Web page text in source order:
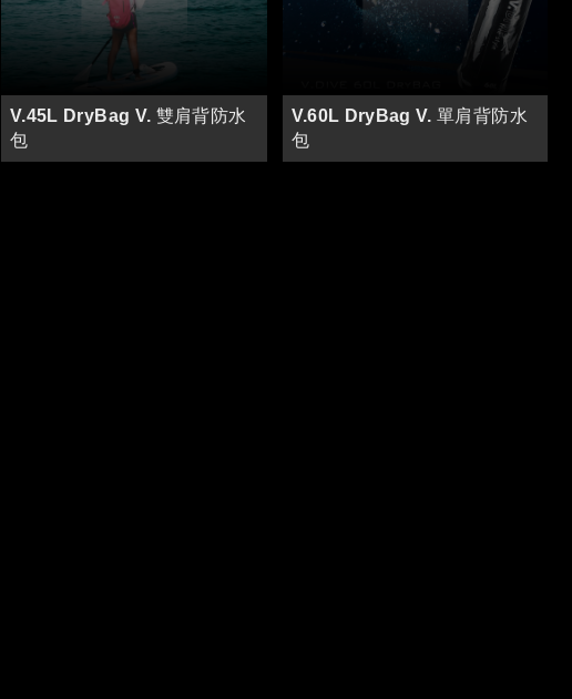
V.45L DryBag V. 雙肩背防水
包
V.60L DryBag V. 單肩背防水
包